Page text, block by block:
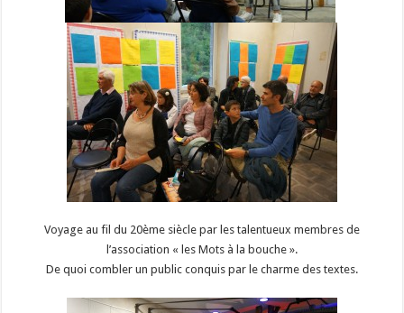
Voyage au fil du 20ème siècle par les talentueux membres de
l’association « les Mots à la bouche ».
De quoi combler un public conquis par le charme des textes.